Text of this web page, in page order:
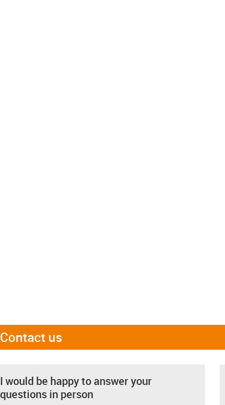
Contact us
I would be happy to answer your
questions in person